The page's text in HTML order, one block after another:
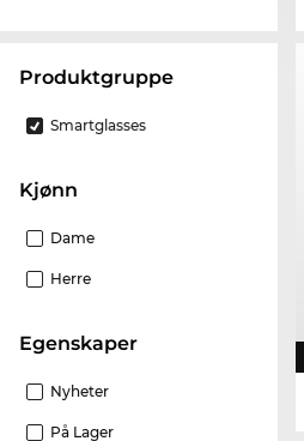
Produktgruppe
Smartglasses
Kjønn
Dame
Herre
Egenskaper
Nyheter
På Lager